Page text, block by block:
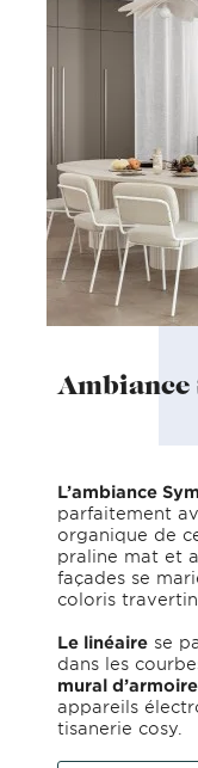
L’ambiance
parfaitement
organique de
praline mat et
façades se
coloris travertin
Le linéairese
dans les
mural
appareils
tisanerie cosy.